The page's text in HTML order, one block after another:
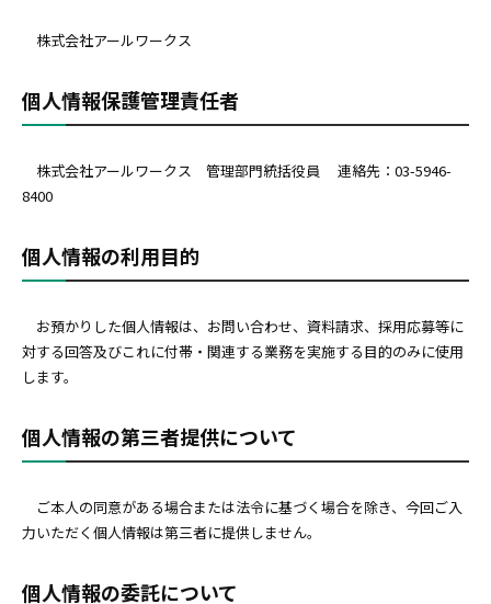
株式会社アールワークス
個人情報保護管理責任者
株式会社アールワークス 管理部門統括役員 連絡先：03-5946-
8400
個人情報の利用目的
お預かりした個人情報は、お問い合わせ、資料請求、採用応募等に
対する回答及びこれに付帯・関連する業務を実施する目的のみに使用
します。
個人情報の第三者提供について
ご本人の同意がある場合または法令に基づく場合を除き、今回ご入
力いただく個人情報は第三者に提供しません。
個人情報の委託について